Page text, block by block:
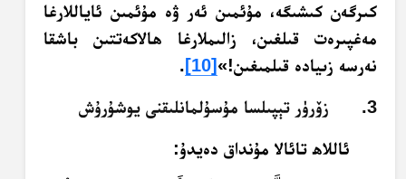
كىرگەن كىشىگە، مۇئمىن ئەر ۋە مۇئمىن ئاياللارغا
مەغپىرەت قىلغىن، زالىملارغا ھالاكەتتىن باشقا
نەرسە زىيادە قىلمىغىن!» [10]
.
3. زۆرۈر تېپىلسا مۇسۇلمانلىقنى يوشۇرۇش
ئاللاھ تائالا مۇنداق دەيدۇ: